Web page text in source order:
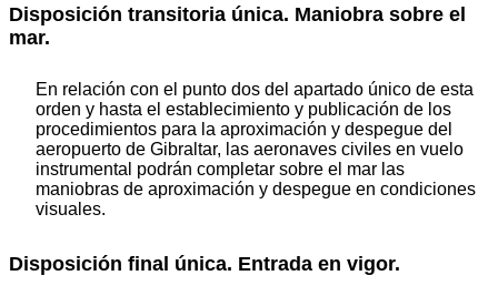
Disposición transitoria única. Maniobra sobre el
mar.
En relación con el punto dos del apartado único de esta
orden y hasta el establecimiento y publicación de los
procedimientos para la aproximación y despegue del
aeropuerto de Gibraltar, las aeronaves civiles en vuelo
instrumental podrán completar sobre el mar las
maniobras de aproximación y despegue en condiciones
visuales.
Disposición final única. Entrada en vigor.